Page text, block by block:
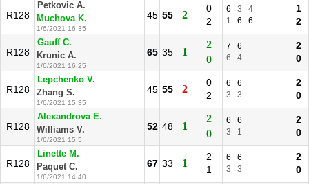
R128
Petkovic A.
Muchova K.
1/6/2021 16:35
45 55 2
0
2
6 3
4
1
6 6
1
2
R128
Gauff C.
Krunic A.
1/6/2021 16:25
65 35 1
2
0
7
6
6
4
2
0
R128
Lepchenko V.
Zhang S.
1/6/2021 15:35
45 55 2
0
2
6
6
3
3
2
0
R128
Alexandrova E.
Williams V.
1/6/2021 15:5
52 48 1
2
0
6
6
3
1
2
0
R128
Linette M.
Paquet C.
1/6/2021 14:40
67 33 1
2
1
6
6
3
3
2
0